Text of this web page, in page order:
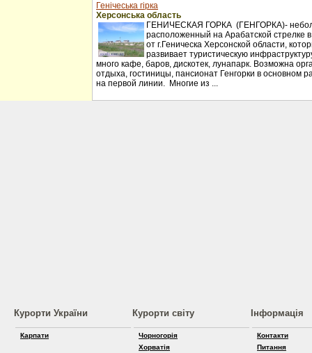
Генічеська гірка
Херсонська область
ГЕНИЧЕСКАЯ ГОРКА (ГЕНГОРКА)-
расположенный на Арабатской стрелке
от г.Геническа Херсонской области,
развивает туристическую
много кафе, баров, дискотек, лунапарк. Возможна
отдыха, гостиницы, пансионат Генгорки в основном
на первой линии. Многие из ...
Курорти України
Карпати
Курорти світу
Чорногорія
Хорватія
Інформація
Контакти
Питання